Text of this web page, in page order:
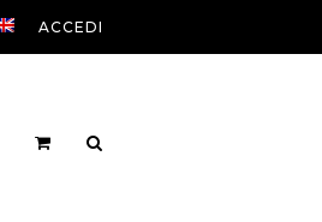
ACCEDI